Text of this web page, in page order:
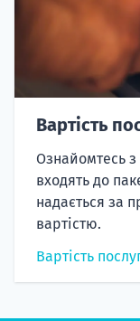
Вартість
Ознайомтесь
входять до
надається за
вартістю.
Вартість